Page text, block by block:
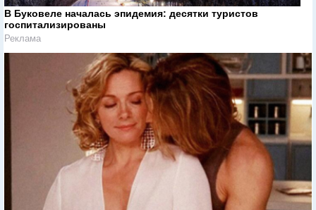
В Буковеле началась эпидемия: десятки туристов
госпитализированы
Реклама